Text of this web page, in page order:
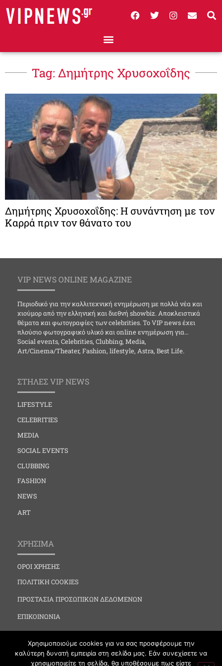
Tag: Δημήτρης Χρυσοχοΐδης
Δημήτρης Χρυσοχοΐδης: Η συνάντηση με τον
Καρρά πριν τον θάνατο του
VIP NEWS ONLINE MAGAZINE
Περιοδικό για την καλλιτεχνική ενημέρωση με πολλά νέα και
χιούμορ από την ελληνική και διεθνή showbiz. Αποκλειστικά
θέματα και φωτογραφίες των celebrities. Το VIP news έχει
πλούσιο φωτογραφικό υλικό και online ενημέρωση για…
Social events, Celebrities, Clubbing, Media,
Art/Cinema/Theater, Fashion, lifestyle, Astra, Best Life.
ΣΤΗΛΕΣ VIP NEWS
LIFESTYLE
CELEBRITIES
MEDIA
SOCIAL EVENTS
CLUBBING
FASHION
NEWS
ART
ΧΡΗΣΙΜΑ
ΟΡΟΙ ΧΡΗΣΗΣ
ΠΟΛΙΤΙΚΗ COOKIES
ΠΡΟΣΤΑΣΙΑ ΠΡΟΣΩΠΙΚΩΝ ΔΕΔΟΜΕΝΩΝ
ΕΠΙΚΟΙΝΩΝΙΑ
Χρησιμοποιούμε cookies για να σας προσφέρουμε την
καλύτερη δυνατή εμπειρία στη σελίδα μας. Εάν συνεχίσετε να
χρησιμοποιείτε τη σελίδα, θα υποθέσουμε πως είστε